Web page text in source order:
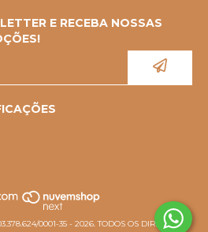
E RECEBA NOSSAS
0001-35 - 2026. TODOS OS DIREITOS